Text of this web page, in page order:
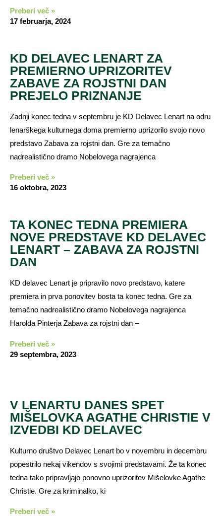
Preberi več »
17 februarja, 2024
KD DELAVEC LENART ZA
PREMIERNO UPRIZORITEV
ZABAVE ZA ROJSTNI DAN
PREJELO PRIZNANJE
Zadnji konec tedna v septembru je KD Delavec Lenart na odru
lenarškega kulturnega doma premierno uprizorilo svojo novo
predstavo Zabava za rojstni dan. Gre za temačno
nadrealistično dramo Nobelovega nagrajenca
Preberi več »
16 oktobra, 2023
TA KONEC TEDNA PREMIERA
NOVE PREDSTAVE KD DELAVEC
LENART – ZABAVA ZA ROJSTNI
DAN
KD delavec Lenart je pripravilo novo predstavo, katere
premiera in prva ponovitev bosta ta konec tedna. Gre za
temačno nadrealistično dramo Nobelovega nagrajenca
Harolda Pinterja Zabava za rojstni dan –
Preberi več »
29 septembra, 2023
V LENARTU DANES SPET
MIŠELOVKA AGATHE CHRISTIE V
IZVEDBI KD DELAVEC
Kulturno društvo Delavec Lenart bo v novembru in decembru
popestrilo nekaj vikendov s svojimi predstavami. Že ta konec
tedna tako pripravljajo ponovno uprizoritev Mišelovke Agathe
Christie. Gre za kriminalko, ki
Preberi več »